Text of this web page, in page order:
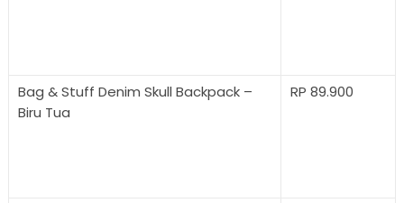
Bag & Stuff Denim Skull Backpack –
Biru Tua
RP 89.900